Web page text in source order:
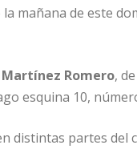
mañana de este
Romero,
esquina 10,
distintas partes del